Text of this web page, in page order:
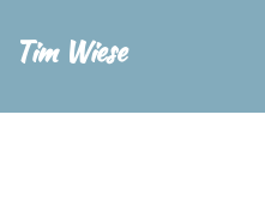
Tim Wiese